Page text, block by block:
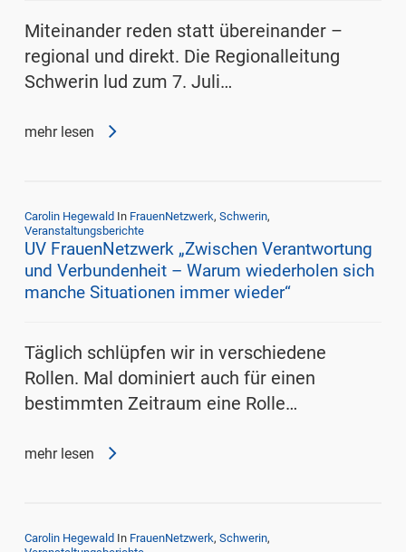
Miteinander reden statt übereinander –
regional und direkt. Die Regionalleitung
Schwerin lud zum 7. Juli…
mehr lesen
Carolin Hegewald In FrauenNetzwerk, Schwerin,
Veranstaltungsberichte
UV FrauenNetzwerk „Zwischen Verantwortung
und Verbundenheit – Warum wiederholen sich
manche Situationen immer wieder“
Täglich schlüpfen wir in verschiedene
Rollen. Mal dominiert auch für einen
bestimmten Zeitraum eine Rolle…
mehr lesen
Carolin Hegewald In FrauenNetzwerk, Schwerin,